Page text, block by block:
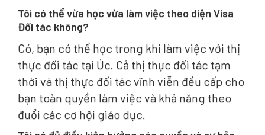
Tôi có thể vừa học vừa làm việc theo diện Visa
Đối tác không?
Có, bạn có thể học trong khi làm việc với thị
thực đối tác tại Úc. Cả thị thực đối tác tạm
thời và thị thực đối tác vĩnh viễn đều cấp cho
bạn toàn quyền làm việc và khả năng theo
đuổi các cơ hội giáo dục.